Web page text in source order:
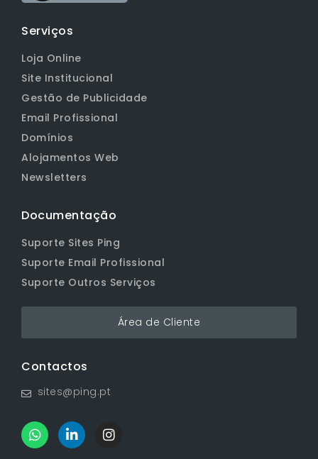
Serviços
Loja Online
Site Institucional
Gestão de Publicidade
Email Profissional
Domínios
Alojamentos Web
Newsletters
Documentação
Suporte Sites Ping
Suporte Email Profissional
Suporte Outros Serviços
Área de Cliente
Contactos
sites@ping.pt
W
h
a
L
i
n
I
n